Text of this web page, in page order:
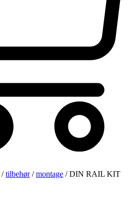
/tilbehør/montage / DIN RAIL KIT